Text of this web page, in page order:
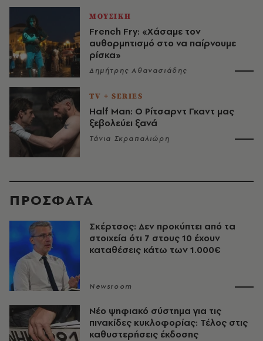
ΜΟΥΣΙΚΗ
French Fry: «Χάσαμε τον
αυθορμητισμό στο να παίρνουμε
ρίσκα»
Δημήτρης Αθανασιάδης
TV + SERIES
Half Man: Ο Ρίτσαρντ Γκαντ μας
ξεβολεύει ξανά
Τάνια Σκραπαλιώρη
ΠΡΟΣΦΑΤΑ
Σκέρτσος: Δεν προκύπτει από τα
στοιχεία ότι 7 στους 10 έχουν
καταθέσεις κάτω των 1.000€
Newsroom
Νέο ψηφιακό σύστημα για τις
πινακίδες κυκλοφορίας: Τέλος στις
καθυστερήσεις έκδοσης